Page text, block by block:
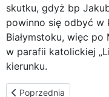
skutku, gdyż bp
powinno się odbyć w
Białymstoku, więc
w parafii katolickiej
kierunku.
Poprzednia strona:
Poprzednia